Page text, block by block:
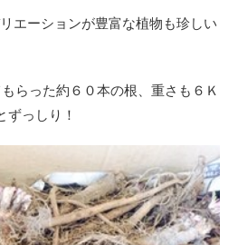
エーションが豊富な植物も珍しい
らった約６０本の根、重さも６Ｋ
ずっしり！